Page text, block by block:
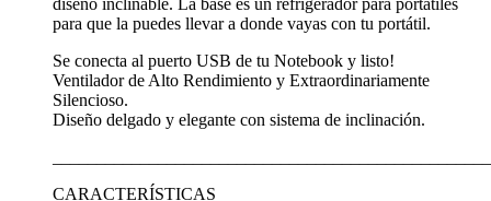
para que la puedes llevar a donde vayas con tu portátil.
Se conecta al puerto USB de tu Notebook y listo!
Ventilador de Alto Rendimiento y Extraordinariamente
Silencioso.
Diseño delgado y elegante con sistema de inclinación.
CARACTERÍSTICAS